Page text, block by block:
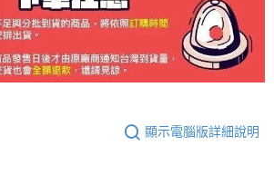
顯示電腦版詳細說明